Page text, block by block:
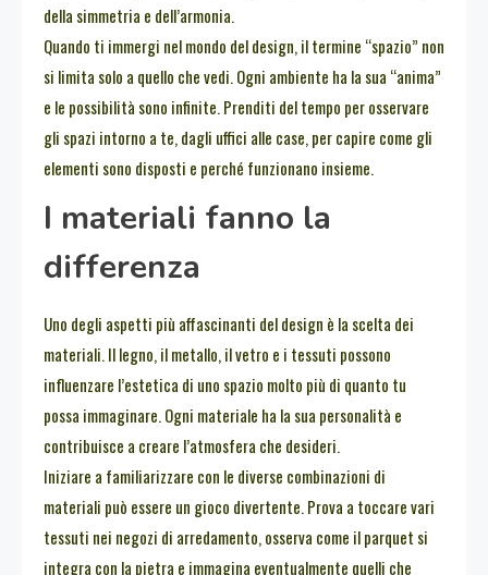
della simmetria e dell’armonia.
Quando ti immergi nel mondo del design, il termine “spazio” non
si limita solo a quello che vedi. Ogni ambiente ha la sua “anima”
e le possibilità sono infinite. Prenditi del tempo per osservare
gli spazi intorno a te, dagli uffici alle case, per capire come gli
elementi sono disposti e perché funzionano insieme.
I materiali fanno la
differenza
Uno degli aspetti più affascinanti del design è la scelta dei
materiali. Il legno, il metallo, il vetro e i tessuti possono
influenzare l’estetica di uno spazio molto più di quanto tu
possa immaginare. Ogni materiale ha la sua personalità e
contribuisce a creare l’atmosfera che desideri.
Iniziare a familiarizzare con le diverse combinazioni di
materiali può essere un gioco divertente. Prova a toccare vari
tessuti nei negozi di arredamento, osserva come il parquet si
integra con la pietra e immagina eventualmente quelli che